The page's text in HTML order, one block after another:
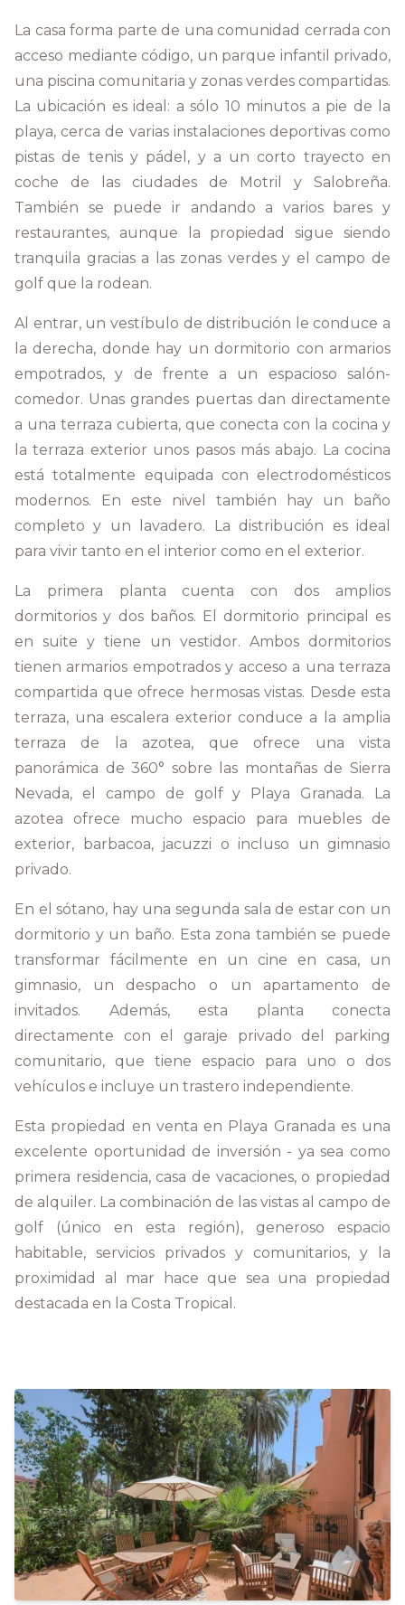
La casa forma parte de una comunidad cerrada con
acceso mediante código, un parque infantil privado,
una piscina comunitaria y zonas verdes compartidas.
La ubicación es ideal: a sólo 10 minutos a pie de la
playa, cerca de varias instalaciones deportivas como
pistas de tenis y pádel, y a un corto trayecto en
coche de las ciudades de Motril y Salobreña.
También se puede ir andando a varios bares y
restaurantes, aunque la propiedad sigue siendo
tranquila gracias a las zonas verdes y el campo de
golf que la rodean.
Al entrar, un vestíbulo de distribución le conduce a
la derecha, donde hay un dormitorio con armarios
empotrados, y de frente a un espacioso salón-
comedor. Unas grandes puertas dan directamente
a una terraza cubierta, que conecta con la cocina y
la terraza exterior unos pasos más abajo. La cocina
está totalmente equipada con electrodomésticos
modernos. En este nivel también hay un baño
completo y un lavadero. La distribución es ideal
para vivir tanto en el interior como en el exterior.
La primera planta cuenta con dos amplios
dormitorios y dos baños. El dormitorio principal es
en suite y tiene un vestidor. Ambos dormitorios
tienen armarios empotrados y acceso a una terraza
compartida que ofrece hermosas vistas. Desde esta
terraza, una escalera exterior conduce a la amplia
terraza de la azotea, que ofrece una vista
panorámica de 360° sobre las montañas de Sierra
Nevada, el campo de golf y Playa Granada. La
azotea ofrece mucho espacio para muebles de
exterior, barbacoa, jacuzzi o incluso un gimnasio
privado.
En el sótano, hay una segunda sala de estar con un
dormitorio y un baño. Esta zona también se puede
transformar fácilmente en un cine en casa, un
gimnasio, un despacho o un apartamento de
invitados. Además, esta planta conecta
directamente con el garaje privado del parking
comunitario, que tiene espacio para uno o dos
vehículos e incluye un trastero independiente.
Esta propiedad en venta en Playa Granada es una
excelente oportunidad de inversión - ya sea como
primera residencia, casa de vacaciones, o propiedad
de alquiler. La combinación de las vistas al campo de
golf (único en esta región), generoso espacio
habitable, servicios privados y comunitarios, y la
proximidad al mar hace que sea una propiedad
destacada en la Costa Tropical.